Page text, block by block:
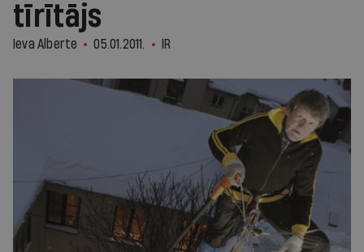
tīrītājs
Ieva Alberte 05.01.2011. IR